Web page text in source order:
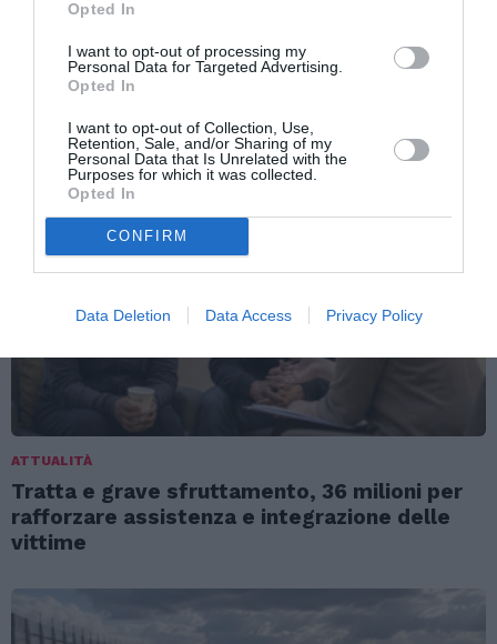
Opted In
I want to opt-out of processing my
Personal Data for Targeted Advertising.
Opted In
I want to opt-out of Collection, Use,
Retention, Sale, and/or Sharing of my
Personal Data that Is Unrelated with the
Purposes for which it was collected.
Opted In
CONFIRM
Data Deletion Data Access Privacy Policy
ATTUALITÀ
Cagliari, smantellata rete accusata di
favorire l’immigrazione irregolare: otto fermi
ATTUALITÀ
Tratta e grave sfruttamento, 36 milioni per
rafforzare assistenza e integrazione delle
vittime